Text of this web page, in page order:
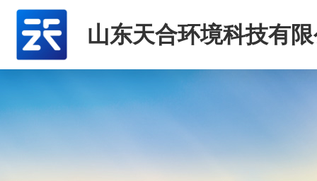
山东天合环境科技有